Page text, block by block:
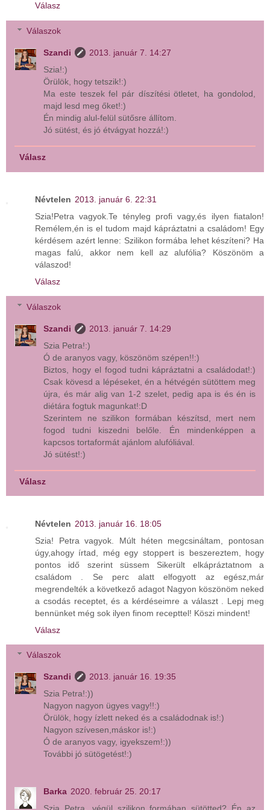
Válasz
Válaszok
Szandi
2013. január 7. 14:27
Szia!:)
Örülök, hogy tetszik!:)
Ma este teszek fel pár díszítési ötletet, ha gondolod,
majd lesd meg őket!:)
Én mindig alul-felül sütősre állítom.
Jó sütést, és jó étvágyat hozzá!:)
Válasz
Névtelen 2013. január 6. 22:31
Szia!Petra vagyok.Te tényleg profi vagy,és ilyen fiatalon!
Remélem,én is el tudom majd kápráztatni a családom! Egy
kérdésem azért lenne: Szilikon formába lehet készíteni? Ha
magas falú, akkor nem kell az alufólia? Köszönöm a
válaszod!
Válasz
Válaszok
Szandi
2013. január 7. 14:29
Szia Petra!:)
Ó de aranyos vagy, köszönöm szépen!!:)
Biztos, hogy el fogod tudni kápráztatni a családodat!:)
Csak kövesd a lépéseket, én a hétvégén sütöttem meg
újra, és már alig van 1-2 szelet, pedig apa is és én is
diétára fogtuk magunkat!:D
Szerintem ne szilikon formában készítsd, mert nem
fogod tudni kiszedni belőle. Én mindenképpen a
kapcsos tortaformát ajánlom alufóliával.
Jó sütést!:)
Válasz
Névtelen 2013. január 16. 18:05
Szia! Petra vagyok. Múlt héten megcsináltam, pontosan
úgy,ahogy írtad, még egy stoppert is beszereztem, hogy
pontos idő szerint süssem Sikerült elkápráztatnom a
családom . Se perc alatt elfogyott az egész,már
megrendelték a következő adagot Nagyon köszönöm neked
a csodás receptet, és a kérdéseimre a választ . Lepj meg
bennünket még sok ilyen finom recepttel! Köszi mindent!
Válasz
Válaszok
Szandi
2013. január 16. 19:35
Szia Petra!:))
Nagyon nagyon ügyes vagy!!:)
Örülök, hogy ízlett neked és a családodnak is!:)
Nagyon szívesen,máskor is!:)
Ó de aranyos vagy, igyekszem!:))
További jó sütögetést!:)
Barka 2020. február 25. 20:17